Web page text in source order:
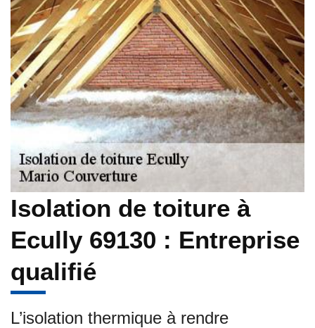
Isolation de toiture à
Ecully 69130 : Entreprise
qualifié
L’isolation thermique à rendre